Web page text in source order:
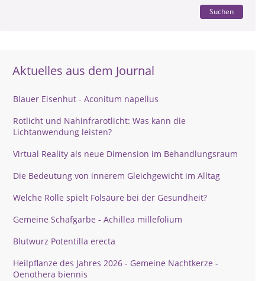
Suchen
Aktuelles aus dem Journal
Blauer Eisenhut - Aconitum napellus
Rotlicht und Nahinfrarotlicht: Was kann die
Lichtanwendung leisten?
Virtual Reality als neue Dimension im Behandlungsraum
Die Bedeutung von innerem Gleichgewicht im Alltag
Welche Rolle spielt Folsäure bei der Gesundheit?
Gemeine Schafgarbe - Achillea millefolium
Blutwurz Potentilla erecta
Heilpflanze des Jahres 2026 - Gemeine Nachtkerze -
Oenothera biennis